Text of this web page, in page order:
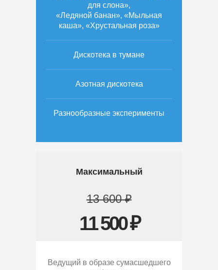
для слона»,
«Ледяной банан», «Мыльная
каша», «Хрустальная роза»
Дискотека в тумане
Азотная дискотека
Разнообразные эксперименты
Максимальный
13 600 ₽
11 500 ₽
Ведущий в образе сумасшедшего